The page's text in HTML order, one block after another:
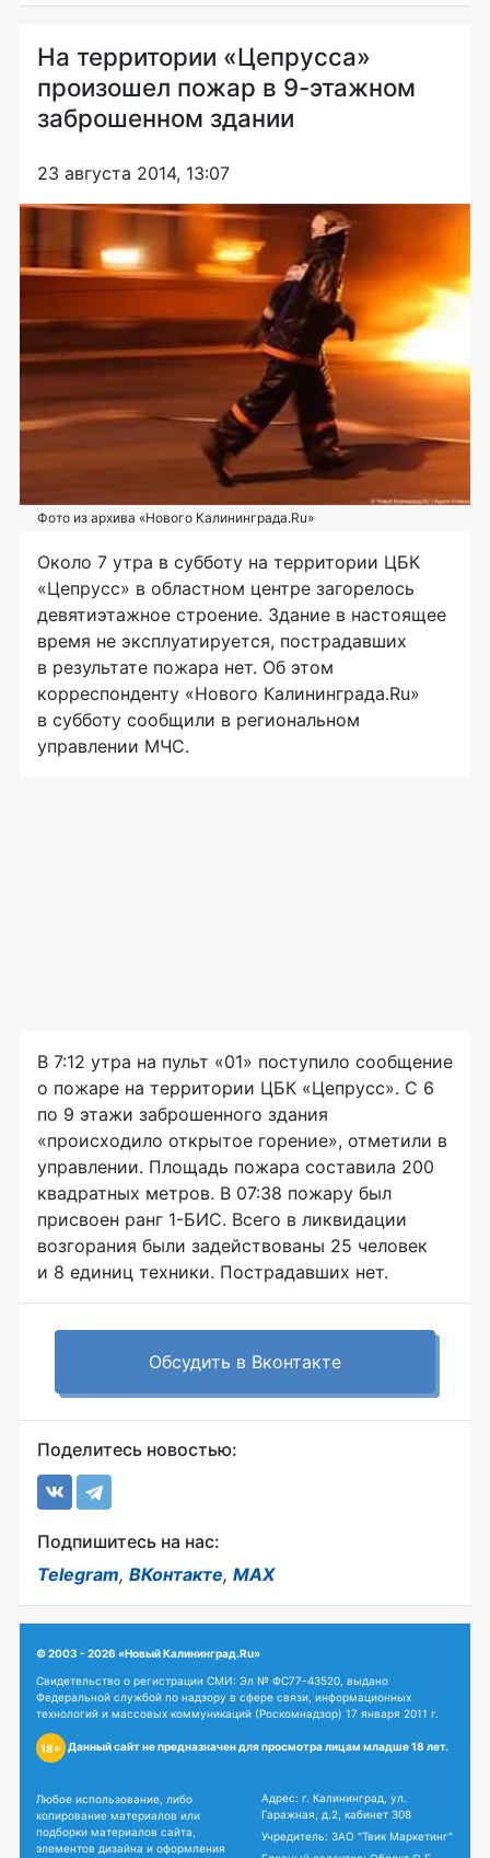
На территории «Цепрусса»
произошел пожар в 9-этажном
заброшенном здании
23 августа 2014, 13:07
Фото из архива «Нового Калининграда.Ru»
Около 7 утра в субботу на территории ЦБК
«Цепрусс» в областном центре загорелось
девятиэтажное строение. Здание в настоящее
время не эксплуатируется, пострадавших
в результате пожара нет. Об этом
корреспонденту «Нового Калининграда.Ru»
в субботу сообщили в региональном
управлении МЧС.
В 7:12 утра на пульт «01» поступило сообщение
о пожаре на территории ЦБК «Цепрусс». С 6
по 9 этажи заброшенного здания
«происходило открытое горение», отметили в
управлении. Площадь пожара составила 200
квадратных метров. В 07:38 пожару был
присвоен ранг 1-БИС. Всего в ликвидации
возгорания были задействованы 25 человек
и 8 единиц техники. Пострадавших нет.
Обсудить в Вконтакте
Поделитесь новостью:
Подпишитесь на нас:
Telegram, ВКонтакте, MAX
© 2003 - 2026 «Новый Калининград.Ru»
Свидетельство о регистрации СМИ: Эл № ФС77-43520, выдано
Федеральной службой по надзору в сфере связи, информационных
технологий и массовых коммуникаций (Роскомнадзор) 17 января 2011 г.
18+ Данный сайт не предназначен для просмотра лицам младше 18 лет.
Любое использование, либо
копирование материалов или
подборки материалов сайта,
элементов дизайна и оформления
Адрес: г. Калининград, ул.
Гаражная, д.2, кабинет 308
Учредитель: ЗАО "Твик Маркетинг"